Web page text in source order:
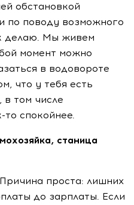
обстановкой
по поводу возможного
делаю. Мы живем
момент можно
в водовороте
что у тебя есть
в том числе
спокойнее.
станица
проста: лишних
до зарплаты. Если